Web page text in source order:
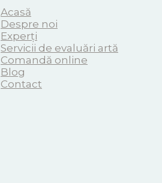
Acasă
Despre noi
Experți
Servicii de evaluări artă
Comandă online
Blog
Contact